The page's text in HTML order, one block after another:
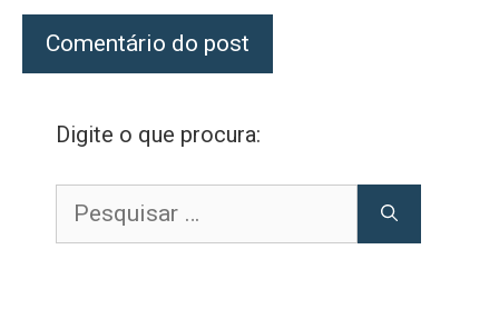
Digite o que procura:
por: